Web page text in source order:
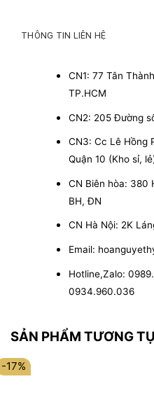
THÔNG TIN LIÊN HỆ
CN1: 77 Tân
TP.HCM
CN2: 205 Đường
CN3: Cc Lê Hồng
Quận 10 (Kho sỉ,
CN Biên hòa: 380
BH, ĐN
CN Hà Nội: 2K
Email:
Hotline,Zalo:
0934.960.036
SẢN PHẨM TƯƠNG
-17%